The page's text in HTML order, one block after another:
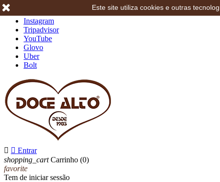
Instagram
Tripadvisor
YouTube
Glovo
Uber
Bolt
  Entrar
shopping_cart Carrinho (0)
favorite
Tem de iniciar sessão
Este site utiliza cookies e outras